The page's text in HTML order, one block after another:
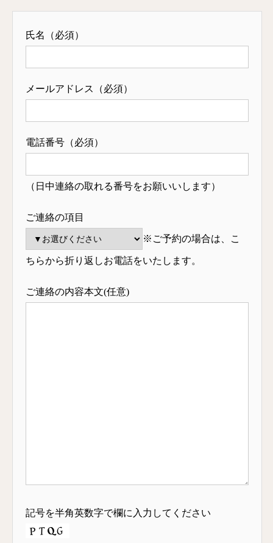
氏名（必須）
メールアドレス（必須）
電話番号（必須）
（日中連絡の取れる番号をお願いいします）
ご連絡の項目
※ご予約の場合は、こ
ちらから折り返しお電話をいたします。
ご連絡の内容本文(任意)
記号を半角英数字で欄に入力してください